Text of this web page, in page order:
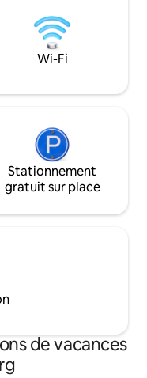
lieu de retraite
Je me réjouis de
Neubacher
Wi-Fi
Stationnement
gratuit sur place
de vacances